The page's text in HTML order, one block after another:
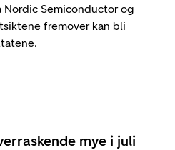
Semiconductor og
fremover kan bli
mye i juli